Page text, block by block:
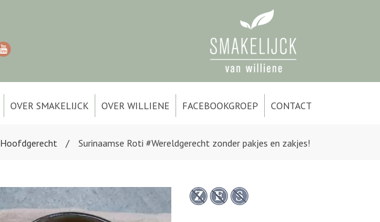
OVER SMAKELIJCK OVER WILLIENE FACEBOOKGROEP CONTACT
Hoofdgerecht Surinaamse Roti #Wereldgerecht zonder pakjes en zakjes!